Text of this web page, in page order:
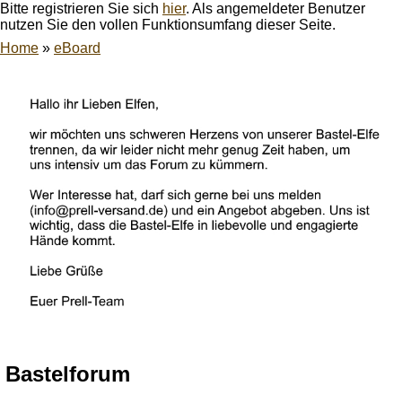
Bitte registrieren Sie sich hier. Als angemeldeter Benutzer
nutzen Sie den vollen Funktionsumfang dieser Seite.
Home » eBoard
Bastelforum